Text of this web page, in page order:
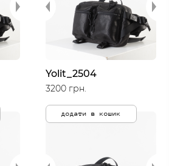
Yolit_2504
3200 грн.
додати в кошик